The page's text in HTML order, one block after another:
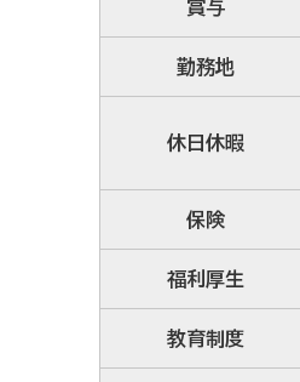
賞与
勤務地
休日休暇
保険
福利厚生
教育制度